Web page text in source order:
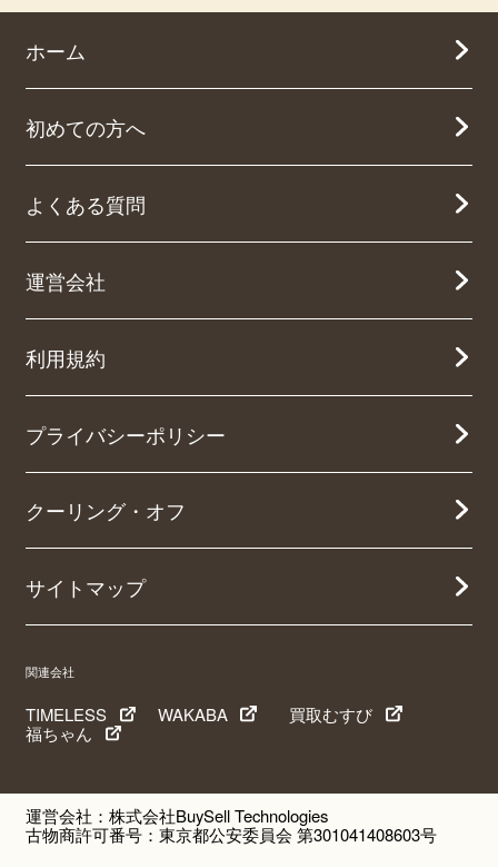
ホーム
初めての方へ
よくある質問
運営会社
利用規約
プライバシーポリシー
クーリング・オフ
サイトマップ
関連会社
TIMELESS WAKABA
買取むすび
福ちゃん
運営会社：株式会社BuySell Technologies
古物商許可番号：東京都公安委員会 第301041408603号